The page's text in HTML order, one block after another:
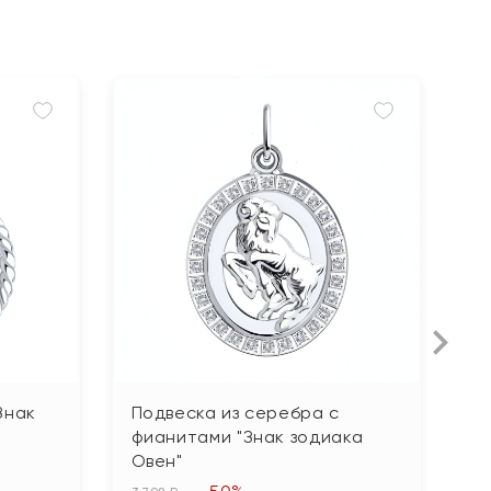
Подвеска из серебра с
фианитами "Знак зодиака
Овен"